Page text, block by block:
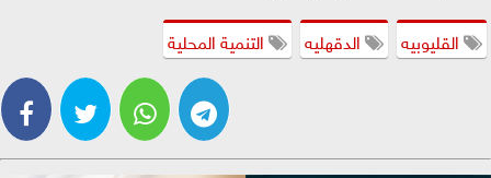
القليوبيه
الدقهليه التنمية المحلية